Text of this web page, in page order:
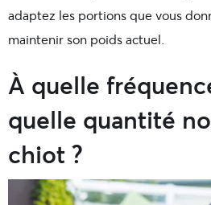
adaptez les portions que vous
maintenir son poids actuel.
À quelle
quelle quantité
chiot ?